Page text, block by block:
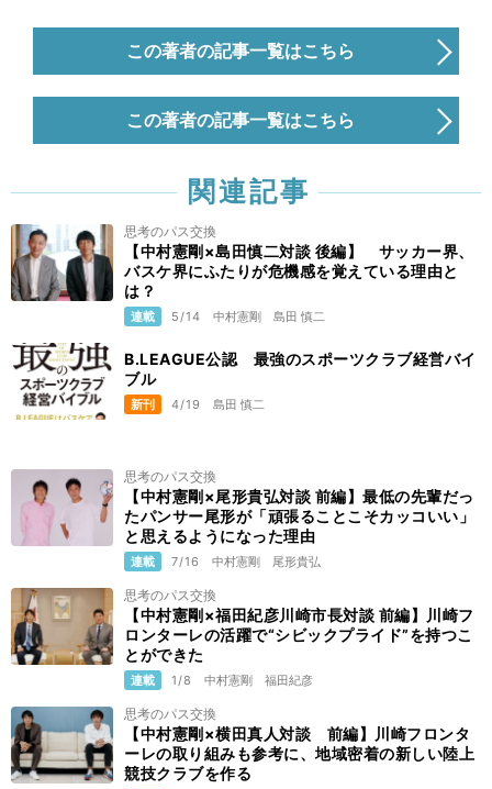
この著者の記事一覧はこちら
この著者の記事一覧はこちら
関連記事
思考のパス交換
【中村憲剛×島田慎二対談 後編】 サッカー界、
バスケ界にふたりが危機感を覚えている理由と
は？
連載 5/14 中村憲剛 島田 慎二
B.LEAGUE公認 最強のスポーツクラブ経営バイ
ブル
新刊 4/19 島田 慎二
思考のパス交換
【中村憲剛×尾形貴弘対談 前編】最低の先輩だっ
たパンサー尾形が「頑張ることこそカッコいい」
と思えるようになった理由
連載 7/16 中村憲剛 尾形貴弘
思考のパス交換
【中村憲剛×福田紀彦川崎市長対談 前編】川崎フ
ロンターレの活躍で“シビックプライド”を持つこ
とができた
連載 1/8 中村憲剛 福田紀彦
思考のパス交換
【中村憲剛×横田真人対談 前編】川崎フロンタ
ーレの取り組みも参考に、地域密着の新しい陸上
競技クラブを作る